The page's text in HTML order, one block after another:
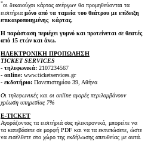
*οι δικαιούχοι κάρτας ανέργων θα προμηθεύονται τα
εισιτήρια μόνο από τα ταμεία του θεάτρου με επίδειξη
επικαιροποιημένης κάρτας.
Η παράσταση περιέχει γυμνό και προτείνεται σε θεατές
από 15 ετών και άνω.
ΗΛΕΚΤΡΟΝΙΚΗ ΠΡΟΠΩΛΗΣΗ
TICKET SERVICES
- τηλεφωνικά: 2107234567
- online: www.ticketservices.gr
- εκδοτήριο: Πανεπιστημίου 39, Αθήνα
Οι τηλεφωνικές και οι online αγορές περιλαμβάνουν
χρέωση υπηρεσίας 7%
E-TICKET
Αγοράζοντας τα εισιτήριά σας ηλεκτρονικά, μπορείτε να
τα κατεβάσετε σε μορφή PDF και να τα εκτυπώσετε, ώστε
να εισέλθετε στο χώρο της εκδήλωσης απευθείας με αυτά.